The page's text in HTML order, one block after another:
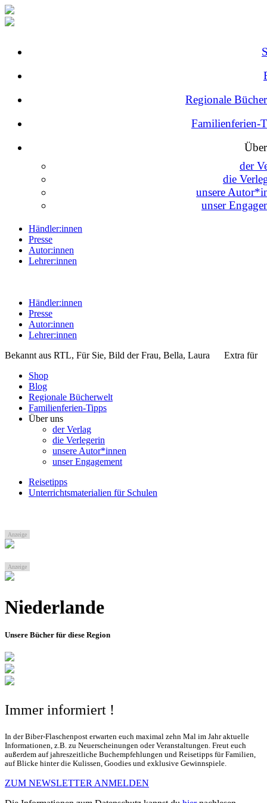
Regionale
Familienferien-
der
die
unsere
unser
Händler:innen
Presse
Autor:innen
Lehrer:innen
Händler:innen
Presse
Autor:innen
Lehrer:innen
Bekannt aus RTL, Für Sie, Bild der Frau, Bella, Laura Extra für
Shop
Blog
Regionale Bücherwelt
Familienferien-Tipps
Über uns
der Verlag
die Verlegerin
unsere Autor*innen
unser Engagement
Reisetipps
Unterrichtsmaterialien für Schulen
Anzeige
Anzeige
Niederlande
Unsere Bücher für diese Region
Immer informiert !
In der Biber-Flaschenpost erwarten euch maximal zehn Mal im Jahr aktuelle
Informationen, z.B. zu Neuerscheinungen oder Veranstaltungen. Freut euch
außerdem auf jahreszeitliche Buchempfehlungen und Reisetipps für Familien,
auf Blicke hinter die Kulissen, Goodies und exklusive Gewinnspiele.
ZUM NEWSLETTER ANMELDEN